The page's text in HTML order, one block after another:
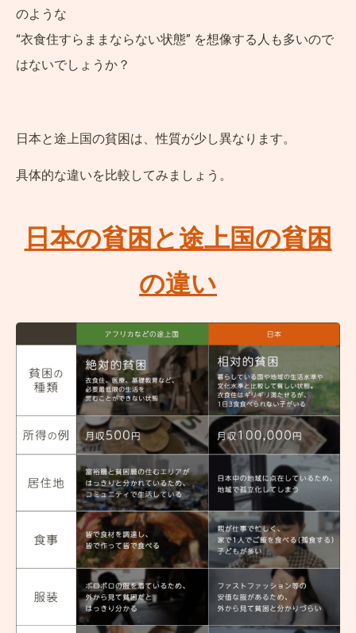
のような
“衣食住すらままならない状態” を想像する人も多いので
はないでしょうか？
日本と途上国の貧困は、性質が少し異なります。
具体的な違いを比較してみましょう。
日本の貧困と途上国の貧困
の違い